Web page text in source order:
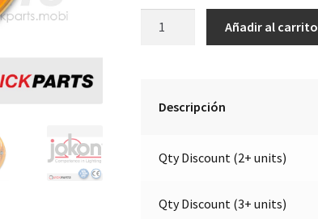
13.1019.500,
Añadir al carrito
Descripción
Qty Discount (2+ units)
Qty Discount (3+ units)